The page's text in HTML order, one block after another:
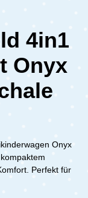
4in1
Onyx
Onyx
Perfekt für